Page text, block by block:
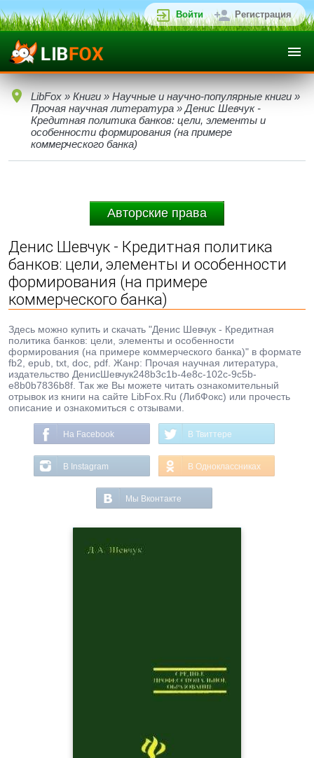
Войти Регистрация
LibFox » Книги » Научные и научно-популярные книги »
Прочая научная литература » Денис Шевчук -
Кредитная политика банков: цели, элементы и
особенности формирования (на примере
коммерческого банка)
Авторские права
Денис Шевчук - Кредитная политика
банков: цели, элементы и особенности
формирования (на примере
коммерческого банка)
Здесь можно купить и скачать "Денис Шевчук - Кредитная
политика банков: цели, элементы и особенности
формирования (на примере коммерческого банка)" в формате
fb2, epub, txt, doc, pdf. Жанр: Прочая научная литература,
издательство ДенисШевчук248b3c1b-4e8c-102c-9c5b-
e8b0b7836b8f. Так же Вы можете читать ознакомительный
отрывок из книги на сайте LibFox.Ru (ЛибФокс) или прочесть
описание и ознакомиться с отзывами.
На Facebook В Твиттере
В Instagram В Одноклассниках
Мы Вконтакте